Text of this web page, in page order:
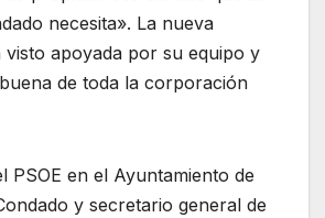
necesita». La nueva
visto apoyada por su equipo y
de toda la corporación
PSOE en el Ayuntamiento de
y secretario general de